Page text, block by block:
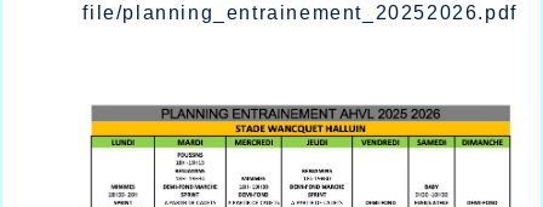
file/planning_entrainement_20252026.pdf